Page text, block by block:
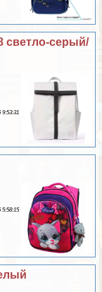
светло-серый/
9:53:31
5:58:15